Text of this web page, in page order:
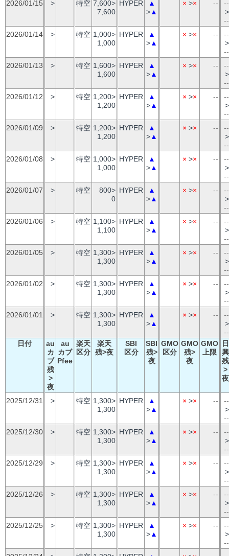
2026/01/15 > 特空 7,600>
7,600
HYPER
▲
>▲
× >× --
--
>
--
2026/01/14
> 特空 1,000>
1,000
HYPER
▲
>▲
× >× --
--
>
--
2026/01/13
> 特空 1,600>
1,600
HYPER
▲
>▲
× >× --
--
>
--
2026/01/12
> 特空 1,200>
1,200
HYPER
▲
>▲
× >× --
--
>
--
2026/01/09
> 特空 1,200>
1,200
HYPER
▲
>▲
× >× --
--
>
--
2026/01/08
> 特空 1,000>
1,000
HYPER
▲
>▲
× >× --
--
>
--
2026/01/07
> 特空
800>
0
HYPER
▲
>▲
× >× --
--
>
--
2026/01/06
> 特空 1,100>
1,100
HYPER
▲
>▲
× >× --
--
>
--
2026/01/05
> 特空 1,300>
1,300
HYPER
▲
>▲
× >× --
--
>
--
2026/01/02
> 特空 1,300>
1,300
HYPER
▲
>▲
× >× --
--
>
--
2026/01/01
> 特空 1,300>
1,300
HYPER
▲
>▲
× >× --
--
>
--
日付
au
カ
ブ
残
>
夜
au
カブ
Pfee
楽天
区分
楽天
残>夜
SBI
区分
SBI
残>
夜
GMO
区分
GMO
残>
夜
GMO
上限
日
興
残
>
夜
2025/12/31 > 特空 1,300>
1,300
HYPER
▲
>▲
× >× --
--
>
--
2025/12/30
> 特空 1,300>
1,300
HYPER
▲
>▲
× >× --
--
>
--
2025/12/29
> 特空 1,300>
1,300
HYPER
▲
>▲
× >× --
--
>
--
2025/12/26
> 特空 1,300>
1,300
HYPER
▲
>▲
× >× --
--
>
--
2025/12/25
> 特空 1,300>
1,300
HYPER
▲
>▲
× >× --
--
>
--